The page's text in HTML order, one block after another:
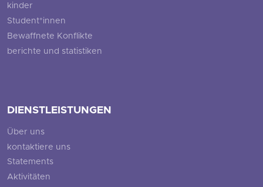
kinder
Student*innen
Bewaffnete Konflikte
berichte und statistiken
DIENSTLEISTUNGEN
Über uns
kontaktiere uns
Statements
Aktivitäten